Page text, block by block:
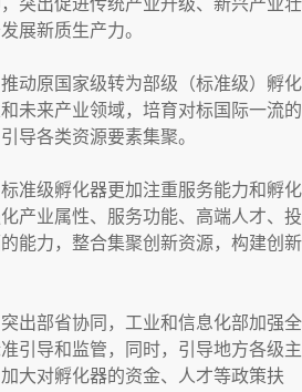
突出促进传统产业升级、新兴产业壮
展新质生产力。
原国家级转为部级（标准级）孵化
未来产业领域，培育对标国际一流的
导各类资源要素集聚。
级孵化器更加注重服务能力和孵化
产业属性、服务功能、高端人才、投
能力，整合集聚创新资源，构建创新
部省协同，工业和信息化部加强全
引导和监管，同时，引导地方各级主
大对孵化器的资金、人才等政策扶